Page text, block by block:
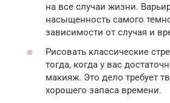
на все случаи жизни.
насыщенность самого
зависимости от случая и
Рисовать классические
тогда, когда у вас
макияж. Это дело требует
хорошего запаса времени.